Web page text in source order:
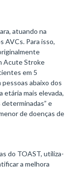
atuando na
AVCs. Para isso,
Acute Stroke
em 5
abaixo dos
etária mais elevada,
determinadas” e
de doenças de
do TOAST, utiliza-
a melhora